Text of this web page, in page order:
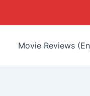
Movie Reviews